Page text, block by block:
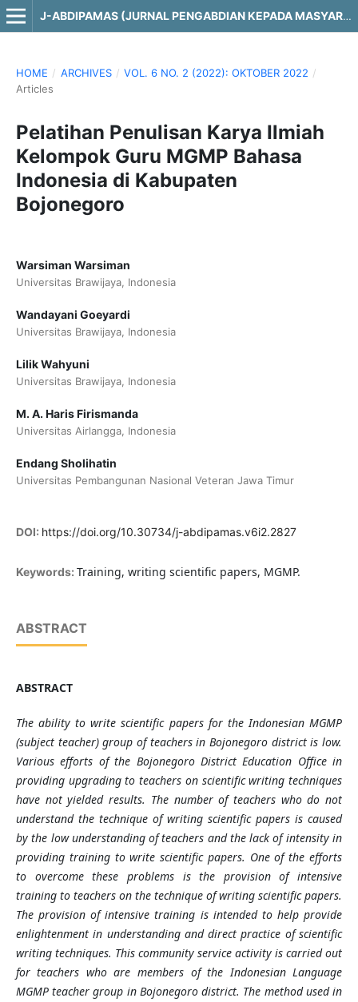
J-ABDIPAMAS (JURNAL PENGABDIAN KEPADA MASYARAKAT)
HOME / ARCHIVES / VOL. 6 NO. 2 (2022): OKTOBER 2022 /
Articles
Pelatihan Penulisan Karya Ilmiah
Kelompok Guru MGMP Bahasa
Indonesia di Kabupaten
Bojonegoro
Warsiman Warsiman
Universitas Brawijaya, Indonesia
Wandayani Goeyardi
Universitas Brawijaya, Indonesia
Lilik Wahyuni
Universitas Brawijaya, Indonesia
M. A. Haris Firismanda
Universitas Airlangga, Indonesia
Endang Sholihatin
Universitas Pembangunan Nasional Veteran Jawa Timur
DOI: https://doi.org/10.30734/j-abdipamas.v6i2.2827
Keywords: Training, writing scientific papers, MGMP.
ABSTRACT
ABSTRACT
The ability to write scientific papers for the Indonesian MGMP
(subject teacher) group of teachers in Bojonegoro district is low.
Various efforts of the Bojonegoro District Education Office in
providing upgrading to teachers on scientific writing techniques
have not yielded results. The number of teachers who do not
understand the technique of writing scientific papers is caused
by the low understanding of teachers and the lack of intensity in
providing training to write scientific papers. One of the efforts
to overcome these problems is the provision of intensive
training to teachers on the technique of writing scientific papers.
The provision of intensive training is intended to help provide
enlightenment in understanding and direct practice of scientific
writing techniques. This community service activity is carried out
for teachers who are members of the Indonesian Language
MGMP teacher group in Bojonegoro district. The method used in